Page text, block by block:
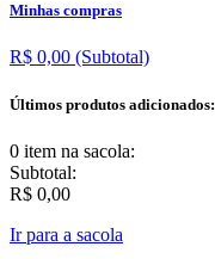
Minhas compras
R$ 0,00 (Subtotal)
Últimos produtos adicionados:
0 item na sacola:
Subtotal:
R$ 0,00
Ir para a sacola